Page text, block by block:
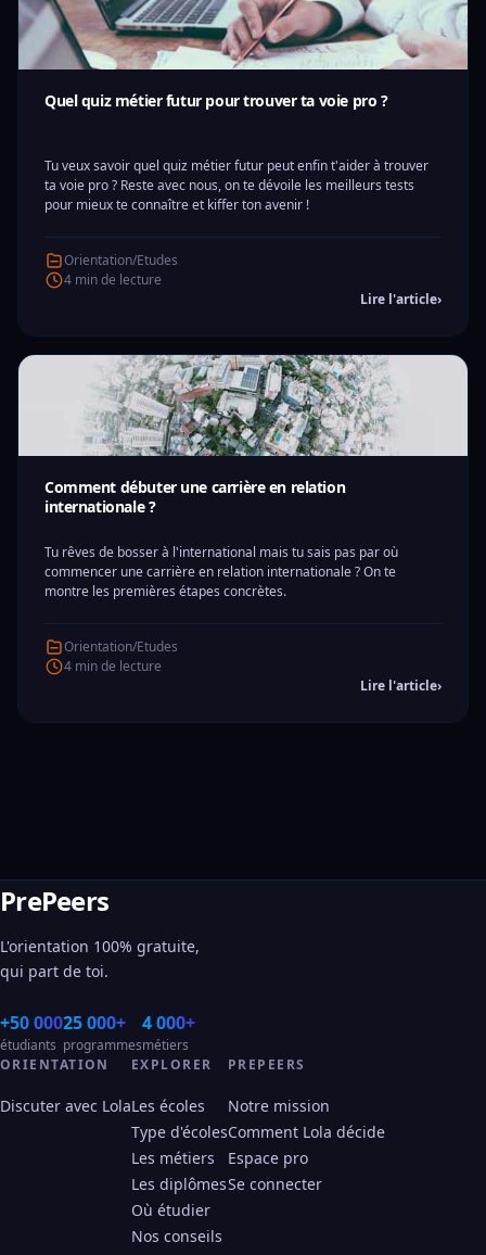
Quel quiz métier futur pour trouver ta voie pro ?
Tu veux savoir quel quiz métier futur peut enfin t'aider à trouver
ta voie pro ? Reste avec nous, on te dévoile les meilleurs tests
pour mieux te connaître et kiffer ton avenir !
Orientation/Etudes
4 min de lecture
Lire l'article›
Comment débuter une carrière en relation
internationale ?
Tu rêves de bosser à l'international mais tu sais pas par où
commencer une carrière en relation internationale ? On te
montre les premières étapes concrètes.
Orientation/Etudes
4 min de lecture
Lire l'article›
PrePeers
L'orientation 100% gratuite,
qui part de toi.
+50 000
étudiants
25 000+
programmes
4 000+
métiers
ORIENTATION
Discuter avec Lola
EXPLORER
Les écoles
Type d'écoles
Les métiers
Les diplômes
Où étudier
Nos conseils
PREPEERS
Notre mission
Comment Lola décide
Espace pro
Se connecter